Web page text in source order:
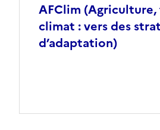
AFClim
climat : vers des
d’adaptation)